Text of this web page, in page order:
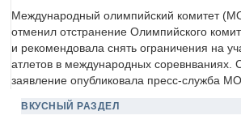
Международный олимпийский комитет
отменил отстранение Олимпийского
и рекомендовала снять ограничения на
атлетов в международных соревнваниях.
заявление опубликовала пресс-служба
ВКУСНЫЙ РАЗДЕЛ